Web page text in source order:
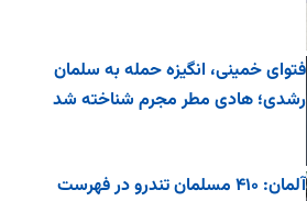
فتوای خمینی، انگیزه حمله به سلمان
رشدی؛ هادی مطر مجرم شناخته شد
آلمان: ۴۱۰ مسلمان تندرو در فهرست